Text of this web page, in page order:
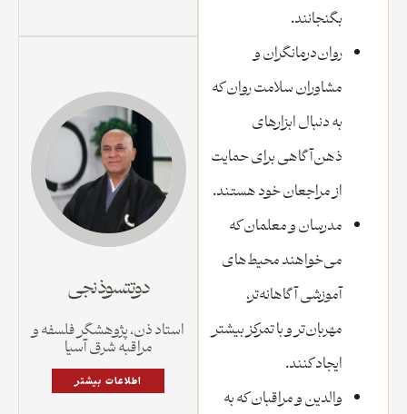
دوتتسوذنجی
استاد ذن، پژوهشگر فلسفه و
مراقبه شرق آسیا
اطلاعات بیشتر
بگنجانند.
روان‌درمانگران و
مشاوران سلامت روان که
به دنبال ابزارهای
ذهن‌آگاهی برای حمایت
از مراجعان خود هستند.
مدرسان و معلمان که
می‌خواهند محیط‌های
آموزشی آگاهانه‌تر،
مهربان‌تر و با تمرکز بیشتر
ایجاد کنند.
والدین و مراقبان که به